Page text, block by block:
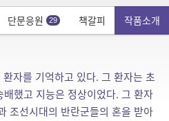
단문응원 29 책갈피 작품소개
자를 기억하고 있다. 그 환자는 초
했고 지능은 정상이었다. 그 환자
조선시대의 반란군들의 혼을 받아